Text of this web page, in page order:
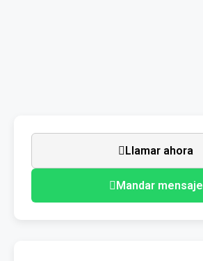
Llamar ahora
Mandar mensaje